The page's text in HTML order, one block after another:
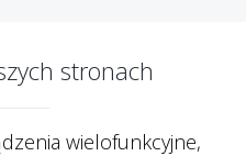
stronach
wielofunkcyjne,